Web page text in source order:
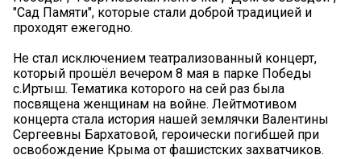
"Сад Памяти", которые стали доброй традицией и
проходят ежегодно.
Не стал исключением театрализованный концерт,
который прошёл вечером 8 мая в парке Победы
с.Иртыш. Тематика которого на сей раз была
посвящена женщинам на войне. Лейтмотивом
концерта стала история нашей землячки Валентины
Сергеевны Бархатовой, героически погибшей при
освобождение Крыма от фашистских захватчиков.